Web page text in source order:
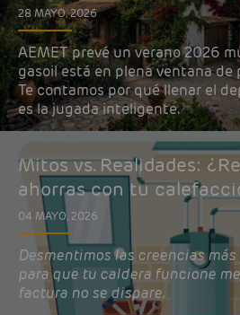
28 MAYO, 2026
AEMET prevé un verano 2026
gasoil está en plena ventana de
Te contamos por qué llenar el
es la jugada inteligente.
Mitos vs. Realidades:
ahorras con tu
04 MAYO, 2026
Desmentimos las creencias
para que tu caldera funcione
factura no se dispare.